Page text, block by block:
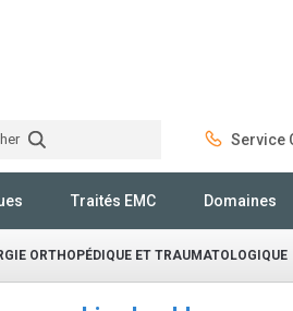
Service
Traités EMC Domaines
ORTHOPÉDIQUE ET TRAUMATOLOGIQUE